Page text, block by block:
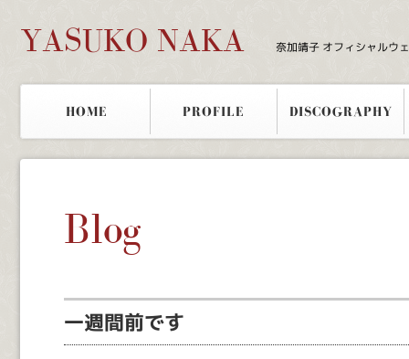
YASUKO NAKA 奈加靖子 オフィシャルウ
HOME PROFILE DISCOGRAPHY
Blog
一週間前です